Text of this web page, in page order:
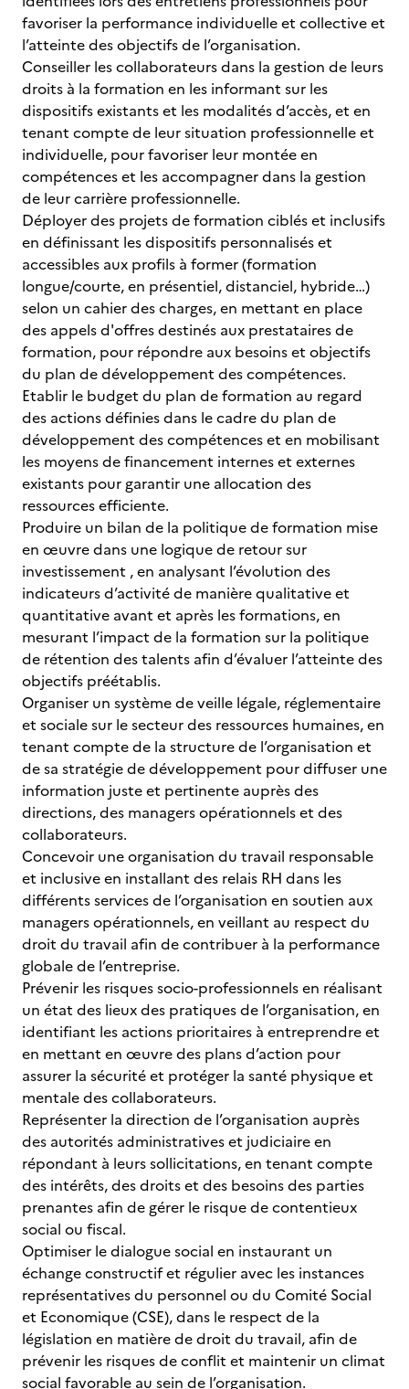
favoriser la performance individuelle et collective et
l’atteinte des objectifs de l’organisation.
Conseiller les collaborateurs dans la gestion de leurs
droits à la formation en les informant sur les
dispositifs existants et les modalités d’accès, et en
tenant compte de leur situation professionnelle et
individuelle, pour favoriser leur montée en
compétences et les accompagner dans la gestion
de leur carrière professionnelle.
Déployer des projets de formation ciblés et inclusifs
en définissant les dispositifs personnalisés et
accessibles aux profils à former (formation
longue/courte, en présentiel, distanciel, hybride…)
selon un cahier des charges, en mettant en place
des appels d'offres destinés aux prestataires de
formation, pour répondre aux besoins et objectifs
du plan de développement des compétences.
Etablir le budget du plan de formation au regard
des actions définies dans le cadre du plan de
développement des compétences et en mobilisant
les moyens de financement internes et externes
existants pour garantir une allocation des
ressources efficiente.
Produire un bilan de la politique de formation mise
en œuvre dans une logique de retour sur
investissement , en analysant l’évolution des
indicateurs d’activité de manière qualitative et
quantitative avant et après les formations, en
mesurant l’impact de la formation sur la politique
de rétention des talents afin d’évaluer l’atteinte des
objectifs préétablis.
Organiser un système de veille légale, réglementaire
et sociale sur le secteur des ressources humaines, en
tenant compte de la structure de l’organisation et
de sa stratégie de développement pour diffuser une
information juste et pertinente auprès des
directions, des managers opérationnels et des
collaborateurs.
Concevoir une organisation du travail responsable
et inclusive en installant des relais RH dans les
différents services de l’organisation en soutien aux
managers opérationnels, en veillant au respect du
droit du travail afin de contribuer à la performance
globale de l’entreprise.
Prévenir les risques socio-professionnels en réalisant
un état des lieux des pratiques de l’organisation, en
identifiant les actions prioritaires à entreprendre et
en mettant en œuvre des plans d’action pour
assurer la sécurité et protéger la santé physique et
mentale des collaborateurs.
Représenter la direction de l’organisation auprès
des autorités administratives et judiciaire en
répondant à leurs sollicitations, en tenant compte
des intérêts, des droits et des besoins des parties
prenantes afin de gérer le risque de contentieux
social ou fiscal.
Optimiser le dialogue social en instaurant un
échange constructif et régulier avec les instances
représentatives du personnel ou du Comité Social
et Economique (CSE), dans le respect de la
législation en matière de droit du travail, afin de
prévenir les risques de conflit et maintenir un climat
social favorable au sein de l’organisation.